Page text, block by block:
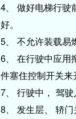
4、 做好电梯行驶
好。
5、 不允许装载易
6、 在行驶中应用
件塞住控制开关来
7、 行驶中， 驾
8、 发生层、 轿